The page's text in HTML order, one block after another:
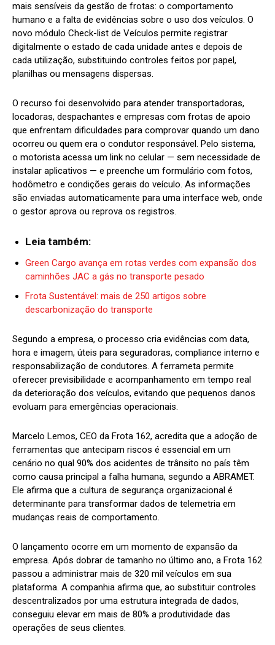
mais sensíveis da gestão de frotas: o comportamento
humano e a falta de evidências sobre o uso dos veículos. O
novo módulo Check-list de Veículos permite registrar
digitalmente o estado de cada unidade antes e depois de
cada utilização, substituindo controles feitos por papel,
planilhas ou mensagens dispersas.
O recurso foi desenvolvido para atender transportadoras,
locadoras, despachantes e empresas com frotas de apoio
que enfrentam dificuldades para comprovar quando um dano
ocorreu ou quem era o condutor responsável. Pelo sistema,
o motorista acessa um link no celular — sem necessidade de
instalar aplicativos — e preenche um formulário com fotos,
hodômetro e condições gerais do veículo. As informações
são enviadas automaticamente para uma interface web, onde
o gestor aprova ou reprova os registros.
Leia também:
Green Cargo avança em rotas verdes com expansão dos
caminhões JAC a gás no transporte pesado
Frota Sustentável: mais de 250 artigos sobre
descarbonização do transporte
Segundo a empresa, o processo cria evidências com data,
hora e imagem, úteis para seguradoras, compliance interno e
responsabilização de condutores. A ferrameta permite
oferecer previsibilidade e acompanhamento em tempo real
da deterioração dos veículos, evitando que pequenos danos
evoluam para emergências operacionais.
Marcelo Lemos, CEO da Frota 162, acredita que a adoção de
ferramentas que antecipam riscos é essencial em um
cenário no qual 90% dos acidentes de trânsito no país têm
como causa principal a falha humana, segundo a ABRAMET.
Ele afirma que a cultura de segurança organizacional é
determinante para transformar dados de telemetria em
mudanças reais de comportamento.
O lançamento ocorre em um momento de expansão da
empresa. Após dobrar de tamanho no último ano, a Frota 162
passou a administrar mais de 320 mil veículos em sua
plataforma. A companhia afirma que, ao substituir controles
descentralizados por uma estrutura integrada de dados,
conseguiu elevar em mais de 80% a produtividade das
operações de seus clientes.